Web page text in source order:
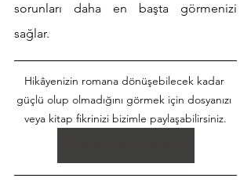
sorunları daha en başta görmenizi
sağlar.
Hikâyenizin romana dönüşebilecek kadar
güçlü olup olmadığını görmek için dosyanızı
veya kitap fikrinizi bizimle paylaşabilirsiniz.